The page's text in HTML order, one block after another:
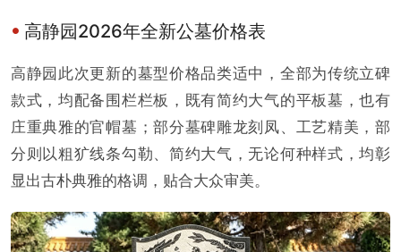
高静园2026年全新公墓价格表
高静园此次更新的墓型价格品类适中，全部为传统立碑
款式，均配备围栏栏板，既有简约大气的平板墓，也有
庄重典雅的官帽墓；部分墓碑雕龙刻凤、工艺精美，部
分则以粗犷线条勾勒、简约大气，无论何种样式，均彰
显出古朴典雅的格调，贴合大众审美。